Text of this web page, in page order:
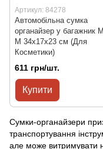
Артикул: 84278
Автомобільна сумка
органайзер у багажник
M 34x17x23 см (Для
Косметики)
611 грн/шт.
Купити
Сумки-органайзери
транспортування
але може витримувати